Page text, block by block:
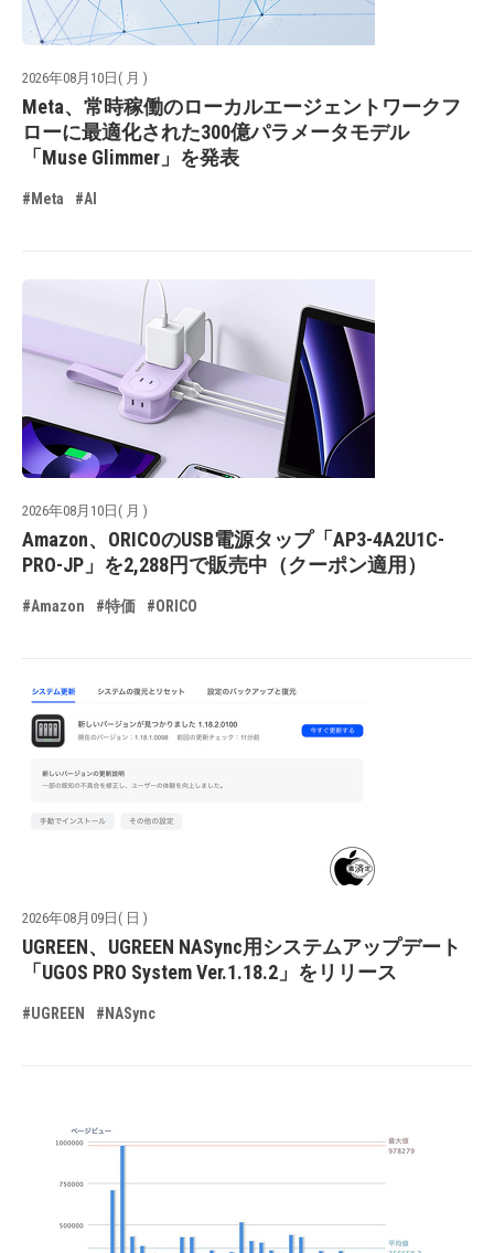
2026年08月10日( 月 )
Meta、常時稼働のローカルエージェントワークフ
ローに最適化された300億パラメータモデル
「Muse Glimmer」を発表
#Meta #AI
2026年08月10日( 月 )
Amazon、ORICOのUSB電源タップ「AP3-4A2U1C-
PRO-JP」を2,288円で販売中（クーポン適用）
#Amazon #特価 #ORICO
2026年08月09日( 日 )
UGREEN、UGREEN NASync用システムアップデート
「UGOS PRO System Ver.1.18.2」をリリース
#UGREEN #NASync